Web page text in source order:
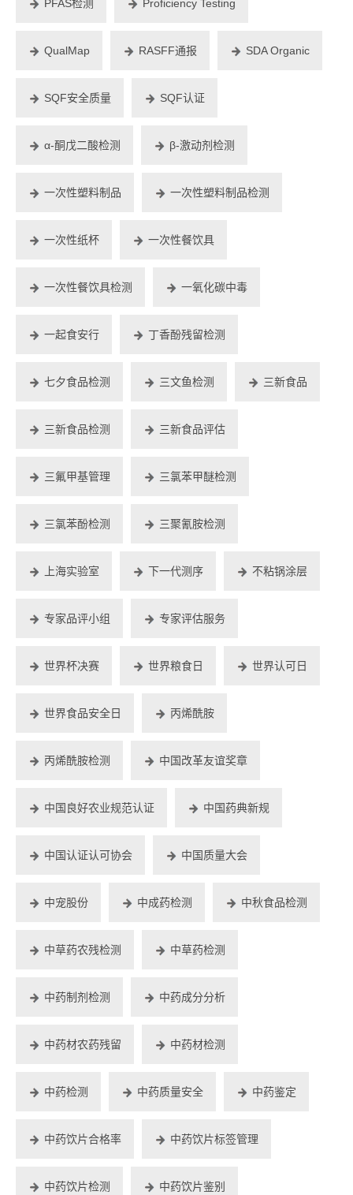
PFAS检测 Proficiency Testing
QualMap RASFF通报 SDA Organic
SQF安全质量 SQF认证
α-酮戊二酸检测 β-激动剂检测
一次性塑料制品 一次性塑料制品检测
一次性纸杯 一次性餐饮具
一次性餐饮具检测 一氧化碳中毒
一起食安行 丁香酚残留检测
七夕食品检测 三文鱼检测 三新食品
三新食品检测 三新食品评估
三氟甲基管理 三氯苯甲醚检测
三氯苯酚检测 三聚氰胺检测
上海实验室 下一代测序 不粘锅涂层
专家品评小组 专家评估服务
世界杯决赛 世界粮食日 世界认可日
世界食品安全日 丙烯酰胺
丙烯酰胺检测 中国改革友谊奖章
中国良好农业规范认证 中国药典新规
中国认证认可协会 中国质量大会
中宠股份 中成药检测 中秋食品检测
中草药农残检测 中草药检测
中药制剂检测 中药成分分析
中药材农药残留 中药材检测
中药检测 中药质量安全 中药鉴定
中药饮片合格率 中药饮片标签管理
中药饮片检测 中药饮片鉴别